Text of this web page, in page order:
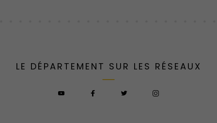
LE DÉPARTEMENT SUR LES RÉSEAUX